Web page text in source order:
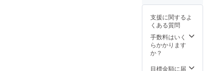
「人
間、誰
もが心
の中に
鬼がい
です。
おりま
せん。
お写真
につい
ては当
日≪当
もが心
の中に
鬼がい
るもの
です。
私が描
トでの
ロケー
ション
撮影
デー
ターも
り自分
撮影
デー
ターも
共有
URLよ
り自分
をダウ
いてい
で、あ
なたを
綺麗に
変身さ
せま
意＞ヘ
支援に関するよ
くある質問
手数料はいく
らかかります
か？
目標金額に届